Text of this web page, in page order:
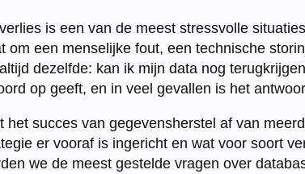
is een van de meest stressvolle
om een menselijke fout, een technische
dezelfde: kan ik mijn data nog
op geeft, en in veel gevallen is het
het succes van gegevensherstel af van
er vooraf is ingericht en wat voor soort
we de meest gestelde vragen over